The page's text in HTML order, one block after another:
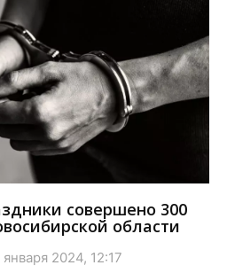
совершено 300
области
января 2024, 12:17